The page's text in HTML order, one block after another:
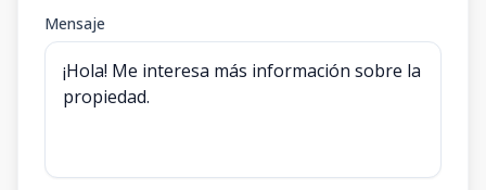
Mensaje